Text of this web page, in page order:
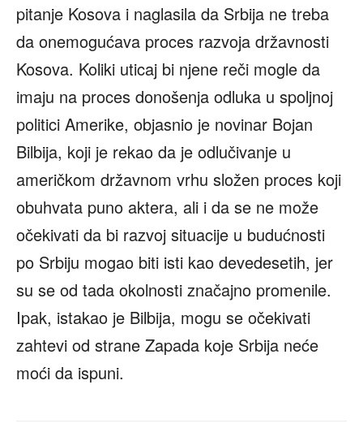
pitanje Kosova i naglasila da Srbija ne treba
da onemogućava proces razvoja državnosti
Kosova. Koliki uticaj bi njene reči mogle da
imaju na proces donošenja odluka u spoljnoj
politici Amerike, objasnio je novinar Bojan
Bilbija, koji je rekao da je odlučivanje u
američkom državnom vrhu složen proces koji
obuhvata puno aktera, ali i da se ne može
očekivati da bi razvoj situacije u budućnosti
po Srbiju mogao biti isti kao devedesetih, jer
su se od tada okolnosti značajno promenile.
Ipak, istakao je Bilbija, mogu se očekivati
zahtevi od strane Zapada koje Srbija neće
moći da ispuni.